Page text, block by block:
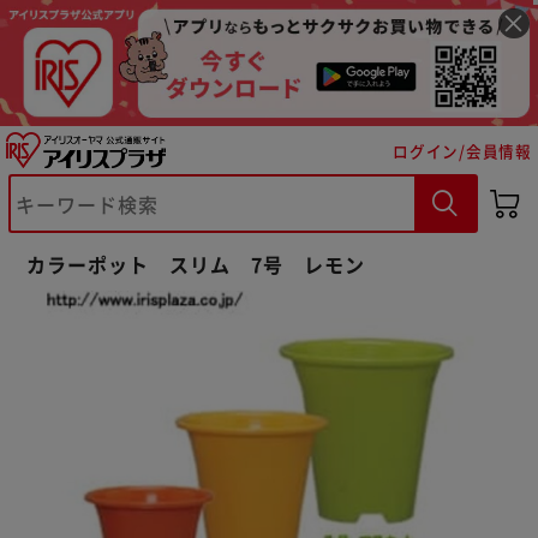
ログイン/会員情報
カラーポット スリム 7号 レモン
※ご確認ください
カートに入れる 購入手続きへ